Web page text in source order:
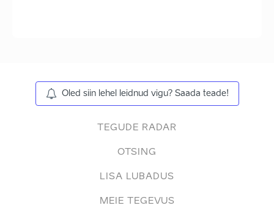
Oled siin lehel leidnud vigu? Saada teade!
TEGUDE RADAR
OTSING
LISA LUBADUS
MEIE TEGEVUS